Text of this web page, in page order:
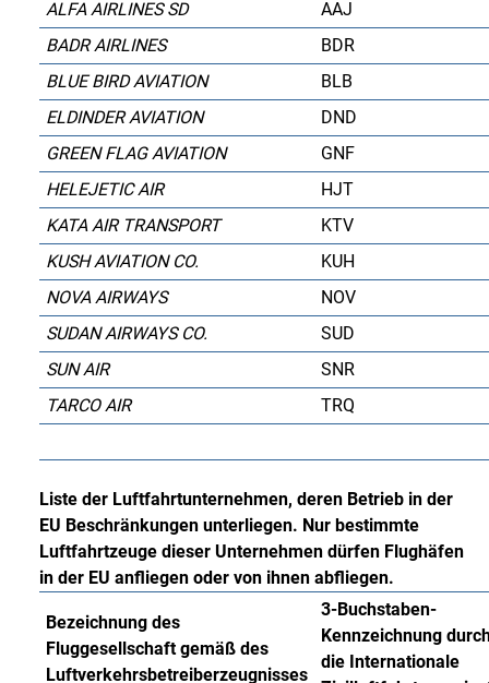
ALFA AIRLINES SD
AAJ
BADR AIRLINES
BDR
BLUE BIRD AVIATION
BLB
ELDINDER AVIATION
DND
GREEN FLAG AVIATION
GNF
HELEJETIC AIR
HJT
KATA AIR TRANSPORT
KTV
KUSH AVIATION CO.
KUH
NOVA AIRWAYS
NOV
SUDAN AIRWAYS CO.
SUD
SUN AIR
SNR
TARCO AIR
TRQ
Liste der Luftfahrtunternehmen, deren Betrieb in der
EU Beschränkungen unterliegen. Nur bestimmte
Luftfahrtzeuge dieser Unternehmen dürfen Flughäfen
in der EU anfliegen oder von ihnen abfliegen.
Bezeichnung des
Fluggesellschaft gemäß des
Luftverkehrsbetreiberzeugnisses
3-Buchstaben-
Kennzeichnung
die Internationale